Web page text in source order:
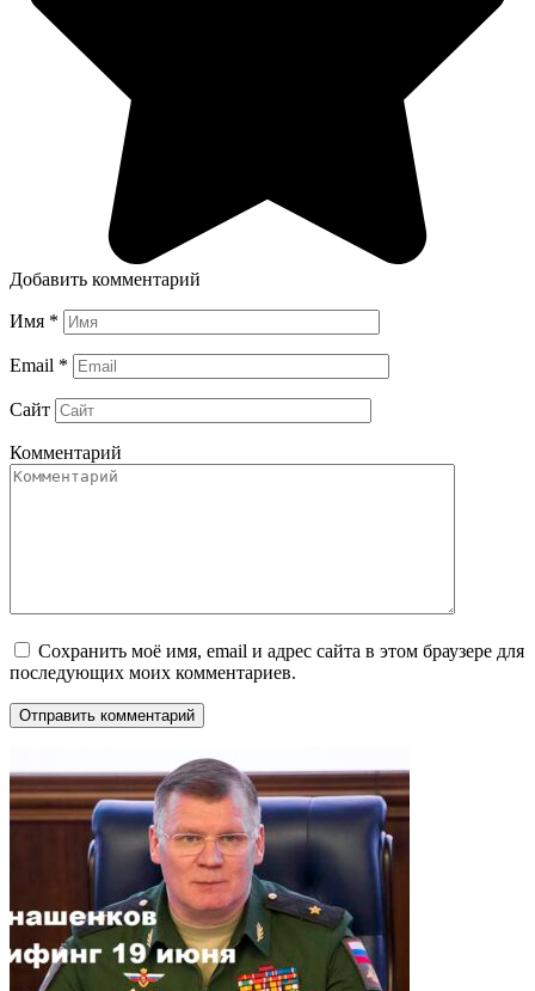
Добавить комментарий
Имя *
Email *
Сайт
Комментарий
Сохранить моё имя, email и адрес сайта в этом браузере для
последующих моих комментариев.